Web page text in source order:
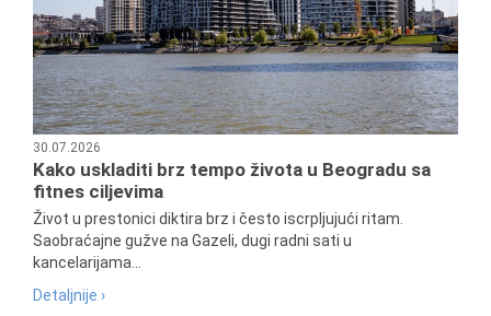
30.07.2026
Kako uskladiti brz tempo života u Beogradu sa
fitnes ciljevima
Život u prestonici diktira brz i često iscrpljujući ritam.
Saobraćajne gužve na Gazeli, dugi radni sati u
kancelarijama...
Detaljnije ›